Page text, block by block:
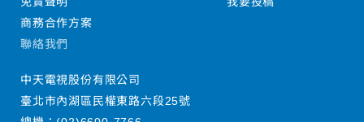
商務合作方案
聯絡我們
中天電視股份有限公司
臺北市內湖區民權東路六段25號